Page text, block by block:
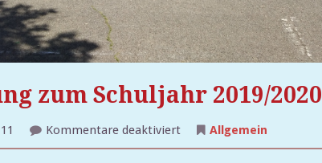
zum Schuljahr 2019/2020
Kommentare deaktiviertfür
Schulanmeldung
zum
Allgemein